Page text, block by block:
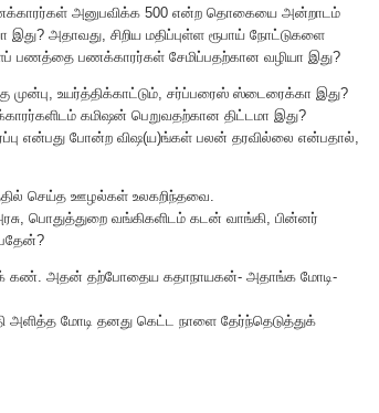
அனுபவிக்க 500 என்ற தொகையை அன்றாடம்
அதாவது, சிறிய மதிப்புள்ள ரூபாய் நோட்டுகளை
பணத்தை பணக்காரர்கள் சேமிப்பதற்கான வழியா இது?
முன்பு, உயர்த்திக்காட்டும், சர்ப்பரைஸ் ஸ்டைரைக்கா இது?
கமிஷன் பெறுவதற்கான திட்டமா இது?
என்பது போன்ற விஷ(ய)ங்கள் பலன் தரவில்லை என்பதால்,
செய்த ஊழல்கள் உலகறிந்தவை.
பொதுத்துறை வங்கிகளிடம் கடன் வாங்கி, பின்னர்
கண். அதன் தற்போதைய கதாநாயகன்- அதாங்க மோடி-
அளித்த மோடி தனது கெட்ட நாளை தேர்ந்தெடுத்துக்